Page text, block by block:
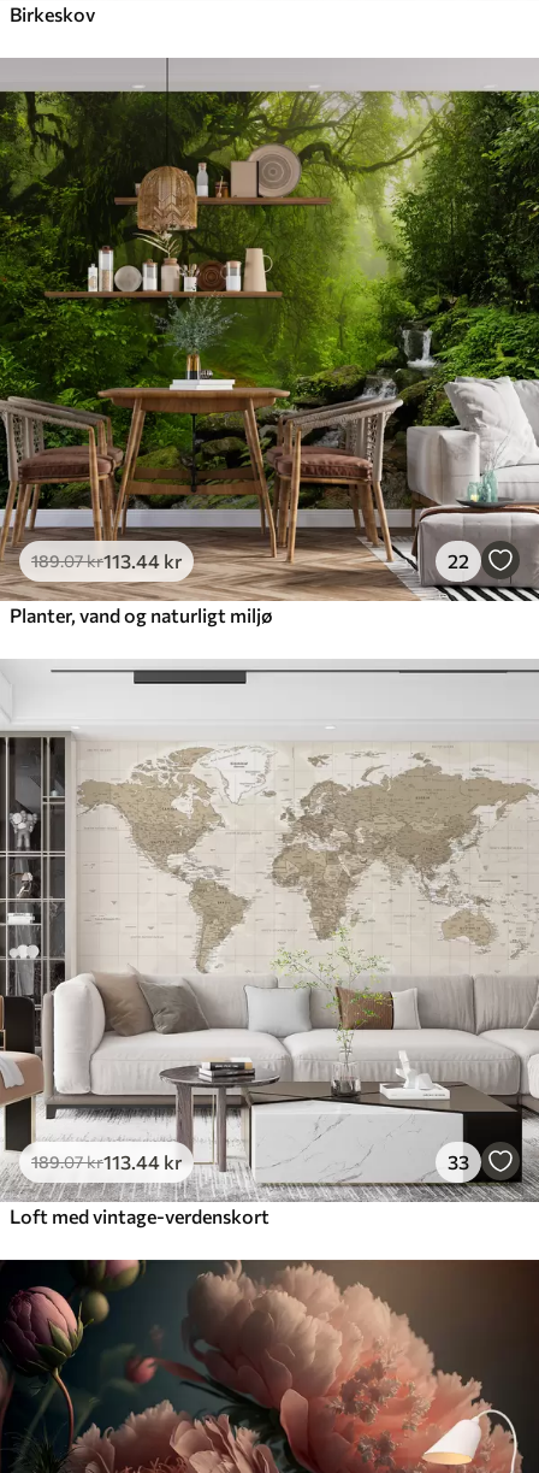
Birkeskov
189.07kr113 .44 kr 22
Planter, vand og naturligt miljø
189.07kr113 .44 kr 33
Loft med vintage-verdenskort